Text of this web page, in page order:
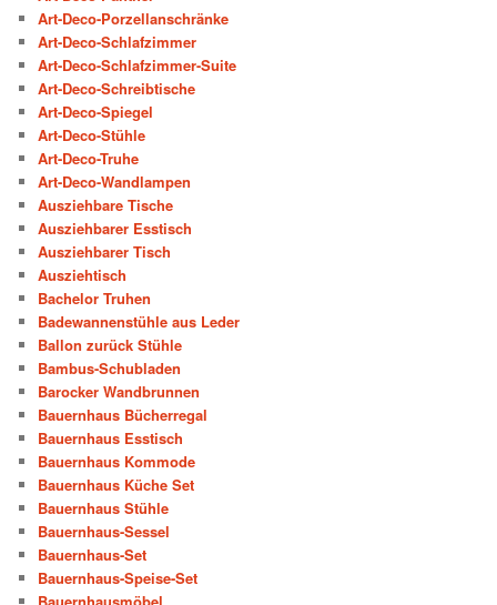
Art-Deco-Porzellanschränke
Art-Deco-Schlafzimmer
Art-Deco-Schlafzimmer-Suite
Art-Deco-Schreibtische
Art-Deco-Spiegel
Art-Deco-Stühle
Art-Deco-Truhe
Art-Deco-Wandlampen
Ausziehbare Tische
Ausziehbarer Esstisch
Ausziehbarer Tisch
Ausziehtisch
Bachelor Truhen
Badewannenstühle aus Leder
Ballon zurück Stühle
Bambus-Schubladen
Barocker Wandbrunnen
Bauernhaus Bücherregal
Bauernhaus Esstisch
Bauernhaus Kommode
Bauernhaus Küche Set
Bauernhaus Stühle
Bauernhaus-Sessel
Bauernhaus-Set
Bauernhaus-Speise-Set